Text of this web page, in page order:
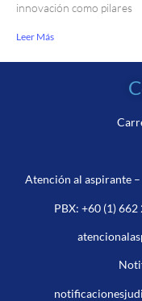
innovación como pilares
Leer Más
Atención al aspirante
PBX: +60 (1) 662